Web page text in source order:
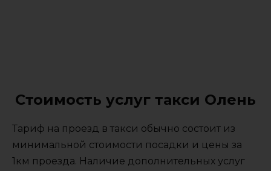
Стоимость услуг такси Олень
Тариф на проезд в такси обычно состоит из
минимальной стоимости посадки и цены за
1км проезда. Наличие дополнительных услуг